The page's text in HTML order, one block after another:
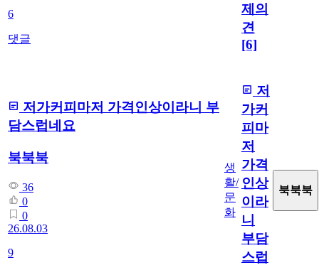
6
댓글
제의
견
[6]
저가커피마저 가격인상이라니 부
담스럽네요
북북북
36
0
0
26.08.03
9
생
활/
문
화
저
가커
피마
저
가격
인상
이라
니
부담
스럽
북북북